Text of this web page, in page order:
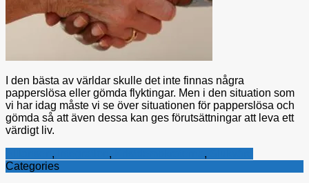
I den bästa av världar skulle det inte finnas några
papperslösa eller gömda flyktingar. Men i den situation som
vi har idag måste vi se över situationen för papperslösa och
gömda så att även dessa kan ges förutsättningar att leva ett
värdigt liv.
, , ,
Categories